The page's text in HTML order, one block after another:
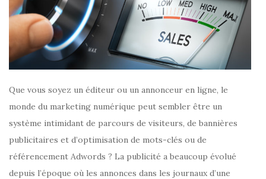
Que vous soyez un éditeur ou un annonceur en ligne, le
monde du marketing numérique peut sembler être un
système intimidant de parcours de visiteurs, de bannières
publicitaires et d’optimisation de mots-clés ou de
référencement Adwords ? La publicité a beaucoup évolué
depuis l’époque où les annonces dans les journaux d’une